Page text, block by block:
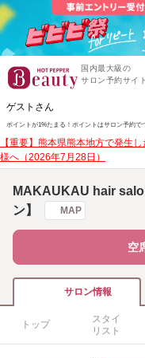
国内最大級の
サロン予約サイト
ゲストさん
ポイントが1%たまる！ ポイントはサロン予約で
【重要】熊本県熊本地方で発生
様へ（2026年7月28日）
MAKAUKAU hair
ン】
MAP
空
サロン情報
トップ
スタイ
リスト